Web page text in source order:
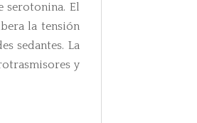
serotonina. El
la tensión
sedantes. La
y